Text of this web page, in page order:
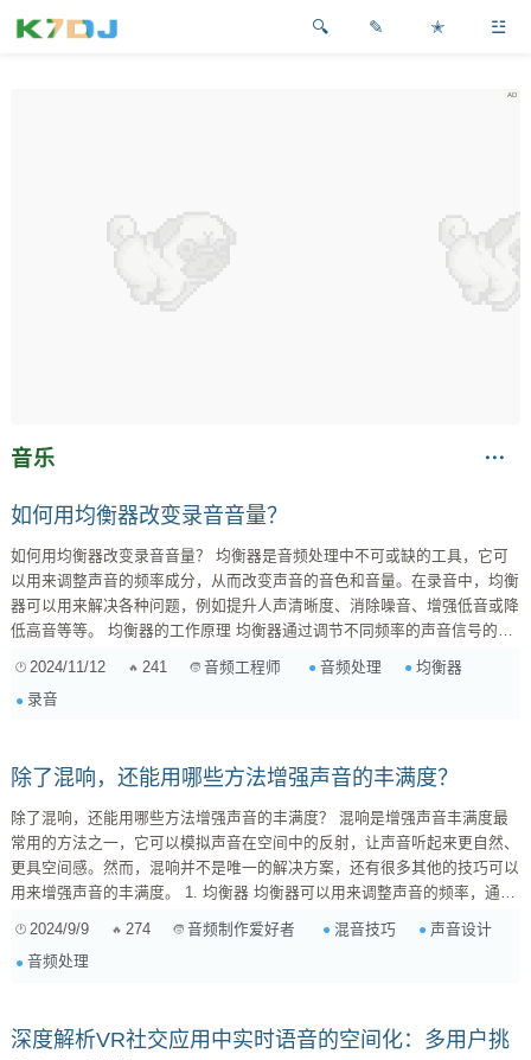
✎ ✭ ☳
音乐
如何用均衡器改变录音音量？
如何用均衡器改变录音音量？ 均衡器是音频处理中不可或缺的工具，它可
以用来调整声音的频率成分，从而改变声音的音色和音量。在录音中，均衡
器可以用来解决各种问题，例如提升人声清晰度、消除噪音、增强低音或降
低高音等等。 均衡器的工作原理 均衡器通过调节不同频率的声音信号的增
使用滑块来控制每个频率段的增益，滑块的位置对应于相应的频率。 参数
均衡器: ...
2024/11/12 241 音频工程师 音频处理
均衡器
录音
除了混响，还能用哪些方法增强声音的丰满度？
除了混响，还能用哪些方法增强声音的丰满度？ 混响是增强声音丰满度最
常用的方法之一，它可以模拟声音在空间中的反射，让声音听起来更自然、
更具空间感。然而，混响并不是唯一的解决方案，还有很多其他的技巧可以
用来增强声音的丰满度。 1. 均衡器 均衡器可以用来调整声音的频率，通过
感，提升高频可以增加声音的亮度和清晰度。 具体操作： 提升低频：提升
2024/9/9 274 音频制作爱好者 混音技巧
声音设计
音频处理
深度解析VR社交应用中实时语音的空间化：多用户挑